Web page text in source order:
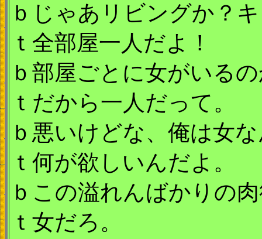
ｂじゃあリビングか？
ｔ全部屋一人だよ！
ｂ部屋ごとに女がいる
ｔだから一人だって。
ｂ悪いけどな、俺は女
ｔ何が欲しいんだよ。
ｂこの溢れんばかりの
ｔ女だろ。